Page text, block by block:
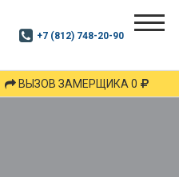
+7 (812) 748-20-90
ВЫЗОВ ЗАМЕРЩИКА 0
Дзен